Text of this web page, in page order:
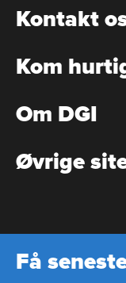
Kontakt
Kom
Om DGI
Øvrige
Få